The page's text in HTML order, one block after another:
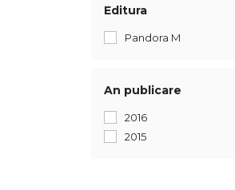
Editura
Pandora M
An publicare
2016
2015